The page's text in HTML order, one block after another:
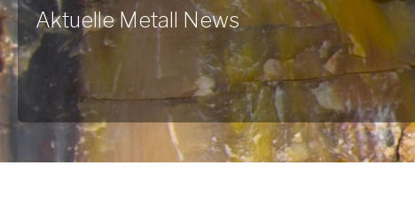
Aktuelle Metall News